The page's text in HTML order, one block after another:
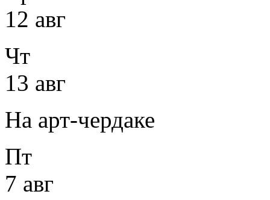
12 авг
Чт
13 авг
На арт-чердаке
Пт
7 авг